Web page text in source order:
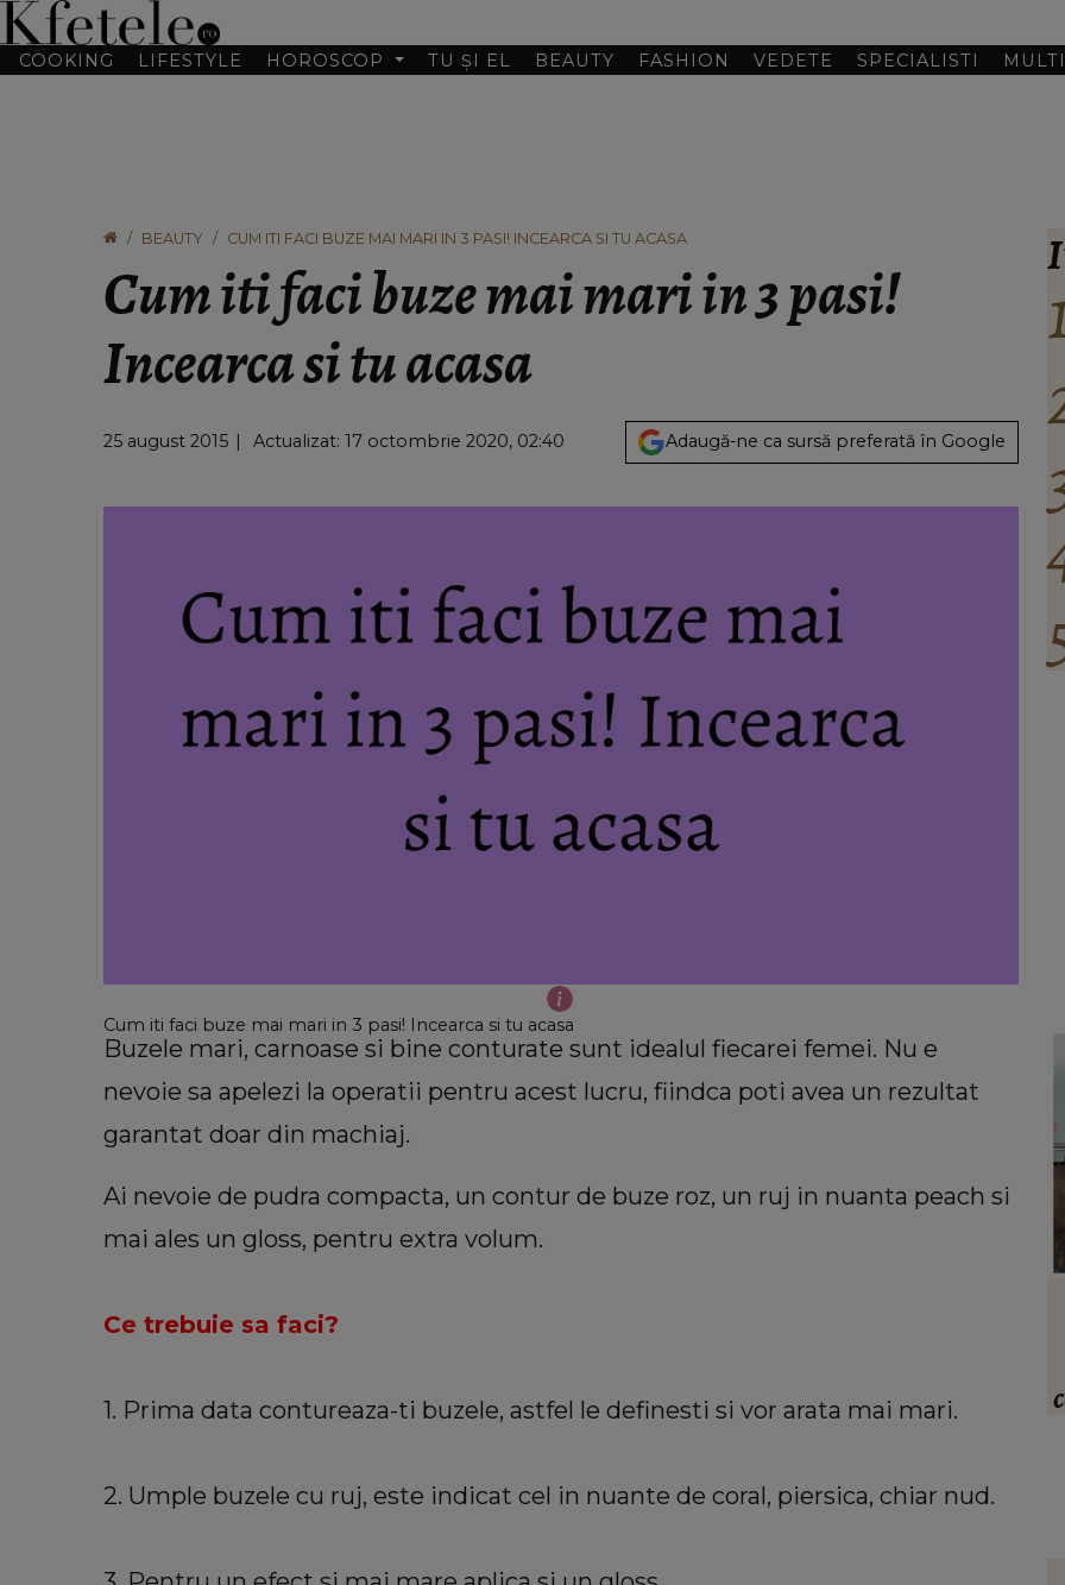
COOKING LIFESTYLE HOROSCOP TU ȘI EL BEAUTY FASHION VEDETE SPECIALISTI
BEAUTY CUM ITI FACI BUZE MAI MARI IN 3 PASI! INCEARCA SI TU ACASA
Cum iti faci buze mai mari in 3 pasi!
Incearca si tu acasa
25 august 2015 Actualizat: 17 octombrie 2020, 02:40 Adaugă-ne ca sursă preferată în Google
Cum iti faci buze mai mari in 3 pasi! Incearca si tu acasa
Buzele mari, carnoase si bine conturate sunt idealul fiecarei femei. Nu e
nevoie sa apelezi la operatii pentru acest lucru, fiindca poti avea un rezultat
garantat doar din machiaj.
Ai nevoie de pudra compacta, un contur de buze roz, un ruj in nuanta peach si
mai ales un gloss, pentru extra volum.
Ce trebuie sa faci?
1. Prima data contureaza-ti buzele, astfel le definesti si vor arata mai mari.
2. Umple buzele cu ruj, este indicat cel in nuante de coral, piersica, chiar nud.
că și-a
momentul
Alina Pușcău, noi detalii despre lupta
medici după începerea tratamentului:
„O să-mi spună dacă...”
comentariile primite în mediul online:
„Cât venin! Câtă răutate!”